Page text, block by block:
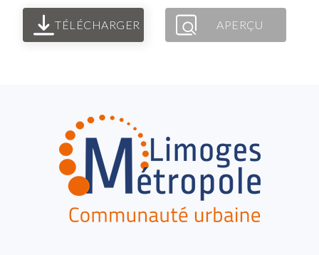
TÉLÉCHARGER APERÇU